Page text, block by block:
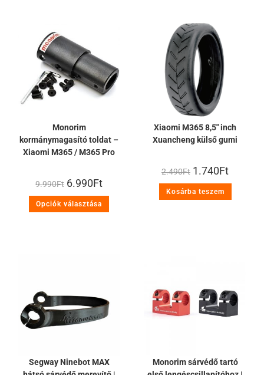
Monorim
kormánymagasító toldat –
Xiaomi M365 / M365 Pro
9.990Ft 6.990Ft
Opciók választása
Xiaomi M365 8,5″ inch
Xuancheng külső gumi
2.490Ft 1.740Ft
Kosárba teszem
Segway Ninebot MAX
Monorim sárvédő tartó